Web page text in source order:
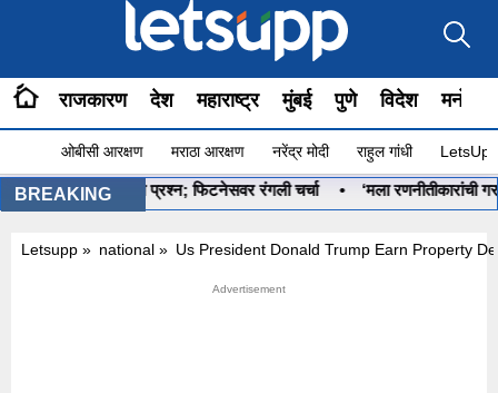
राजकारण देश महाराष्ट्र मुंबई पुणे विदेश
ओबीसी आरक्षण मराठा आरक्षण नरेंद्र मोदी राहुल गांधी
BREAKING
ओमराजेंना खास प्रश्न; फिटनेसवर रंगली चर्चा • ‘मला रणनीतीकारांची गरज
Letsupp » national » Us President Donald Trump Earn Property